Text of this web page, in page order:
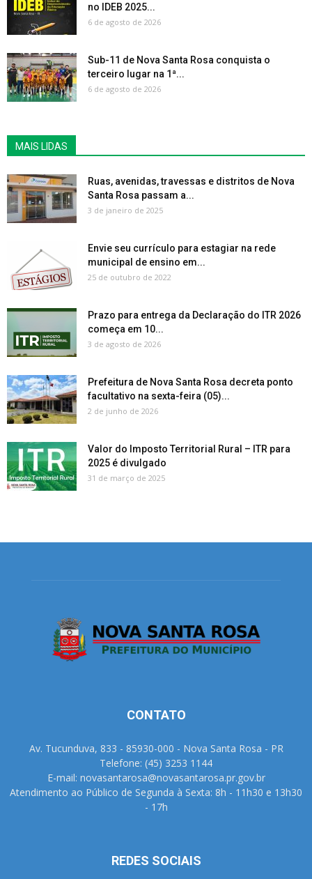
no IDEB 2025...
6 de agosto de 2026
Sub-11 de Nova Santa Rosa conquista o
terceiro lugar na 1ª...
6 de agosto de 2026
MAIS LIDAS
Ruas, avenidas, travessas e distritos de Nova
Santa Rosa passam a...
3 de janeiro de 2025
Envie seu currículo para estagiar na rede
municipal de ensino em...
25 de outubro de 2022
Prazo para entrega da Declaração do ITR 2026
começa em 10...
3 de agosto de 2026
Prefeitura de Nova Santa Rosa decreta ponto
facultativo na sexta-feira (05)...
2 de junho de 2026
Valor do Imposto Territorial Rural – ITR para
2025 é divulgado
31 de março de 2025
CONTATO
Av. Tucunduva, 833 - 85930-000 - Nova Santa Rosa - PR
Telefone: (45) 3253 1144
E-mail: novasantarosa@novasantarosa.pr.gov.br
Atendimento ao Público de Segunda à Sexta: 8h - 11h30 e 13h30
- 17h
REDES SOCIAIS